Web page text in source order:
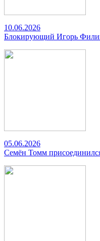
10.06.2026
Блокирующий Игорь
05.06.2026
Семён Томм